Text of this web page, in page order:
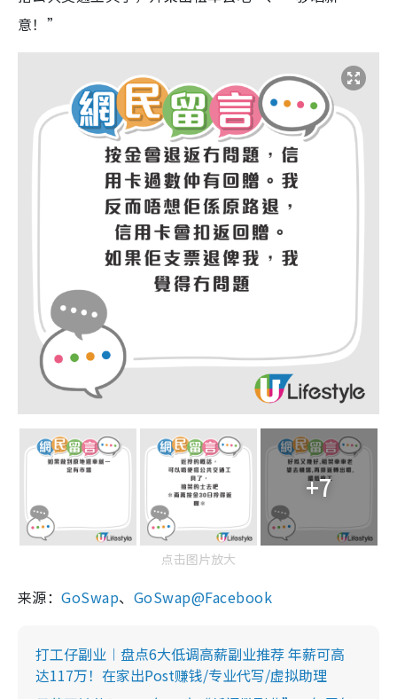
意！”
+7
点击图片放大
来源：GoSwap、 GoSwap@Facebook
打工仔副业︱盘点6大低调高薪副业推荐 年薪可高
达117万！在家出Post赚钱/专业代写/虚拟助理